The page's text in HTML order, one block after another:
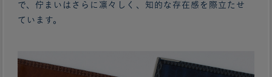
で、佇まいはさらに凛々しく、知的な存在感を際立たせ
ています。